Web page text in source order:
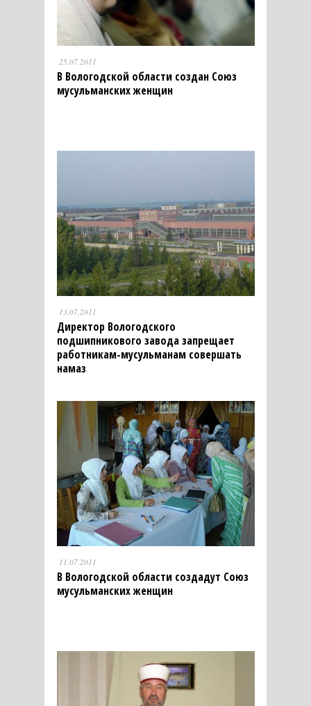
25.07.2011
В Вологодской области создан Союз
мусульманских женщин
13.07.2011
Директор Вологодского
подшипникового завода запрещает
работникам-мусульманам совершать
намаз
11.07.2011
В Вологодской области создадут Союз
мусульманских женщин